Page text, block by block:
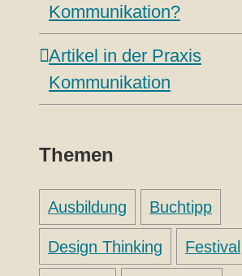
Kommunikation?
Artikel in der Praxis
Kommunikation
Themen
Ausbildung Buchtipp
Design Thinking Festival